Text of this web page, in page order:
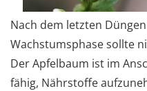
Nach dem letzten
Wachstumsphase sollte
Der Apfelbaum ist im
fähig, Nährstoffe